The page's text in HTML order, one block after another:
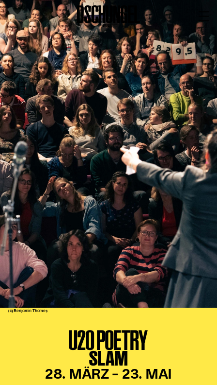
BARRIEREFREI
PROGRAMM
Spielplan
Vorstellungen
Festivals
Wild & Schön Festival
Gastspiele
Extras
Available for Touring
Archiv
MITSPIELEN
Macht Wahn Sinn
Kinder Kunst
Workshops
Abenteuernacht
Kinder-Redaktion
Junge Kunst
Next Generation
MAGMA 25/26
Dramaturgie + Stadt
Theaterwerkstätten
(c) Benjamin Thomes
U20 POETRY
SLAM
28. MÄRZ – 23. MAI